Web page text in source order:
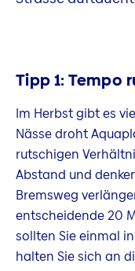
Tipp 1: Tempo
Im Herbst gibt es
Nässe droht
rutschigen
Abstand und
Bremsweg
entscheidende 20
sollten Sie einmal
halten Sie sich an